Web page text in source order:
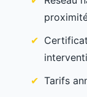
Tarifs